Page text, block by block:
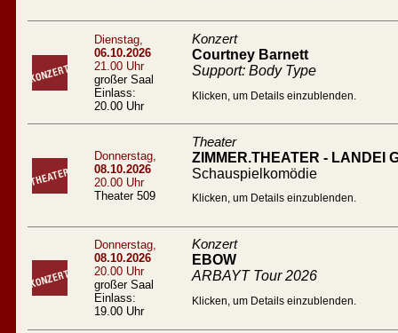
Dienstag,
06.10.2026
21.00 Uhr
großer Saal
Einlass:
20.00 Uhr
Konzert
Courtney Barnett
Support: Body Type
Klicken, um Details einzublenden.
Donnerstag,
08.10.2026
20.00 Uhr
Theater 509
Theater
ZIMMER.THEATER - LANDEI
Schauspielkomödie
Klicken, um Details einzublenden.
Donnerstag,
08.10.2026
20.00 Uhr
großer Saal
Einlass:
19.00 Uhr
Konzert
EBOW
ARBAYT Tour 2026
Klicken, um Details einzublenden.